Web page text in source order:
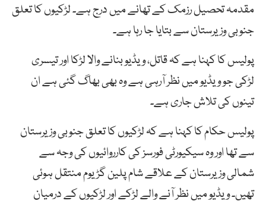
مقدمہ تحصیل رزمک کے تھانے میں درج ہے۔ لڑکیوں کا تعلق
جنوبی وزیرستان سے بتایا جا رہا ہے۔
پولیس کا کہنا ہے کہ قاتل، ویڈیو بنانے والا لڑکا اور تیسری
لڑکی جو ویڈیو میں نظر آرہی ہے وہ بھی بھاگ گئی ہے ان
تینوں کی تلاش جاری ہے۔
پولیس حکام کا کہنا ہے کہ لڑکیوں کا تعلق جنوبی وزیرستان
سے تھا اور وہ سیکیورٹی فورسز کی کارروائیوں کی وجہ سے
شمالی وزیرستان کے علاقے شام پلین گڑیوم منتقل ہوئی
تھیں۔ ویڈیو میں نظر آنے والے لڑکے اور لڑکیوں کے درمیان